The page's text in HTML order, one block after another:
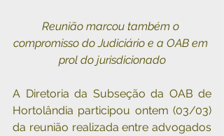
Reunião marcou também o
compromisso do Judiciário e a OAB em
prol do jurisdicionado
A Diretoria da Subseção da OAB de
Hortolândia participou ontem (03/03)
da reunião realizada entre advogados